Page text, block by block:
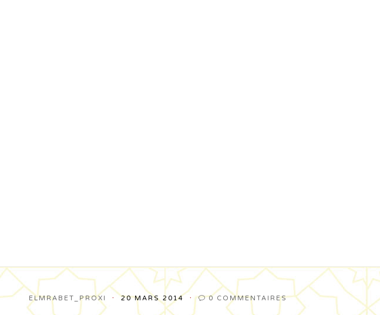
ELMRABET_PROXI 20 MARS 2014  0 COMMENTAIRES